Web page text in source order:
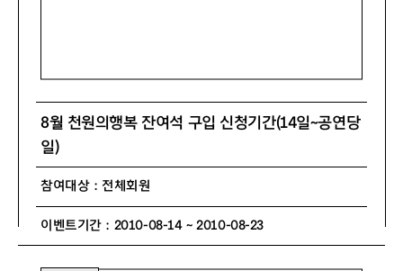
8월 천원의행복 잔여석 구입 신청기간(14일~공연당
일)
참여대상 : 전체회원
이벤트기간 : 2010-08-14 ~ 2010-08-23